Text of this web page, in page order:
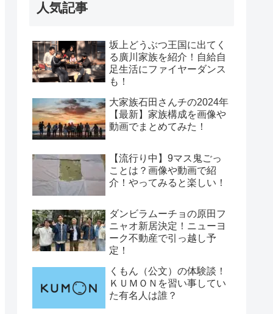
人気記事
坂上どうぶつ王国に出てく
る廣川家族を紹介！自給自
足生活にファイヤーダンス
も！
大家族石田さんチの2024年
【最新】家族構成を画像や
動画でまとめてみた！
【流行り中】9マス鬼ごっ
ことは？画像や動画で紹
介！やってみると楽しい！
ダンビラムーチョの原田フ
ニャオ新居決定！ニューヨ
ーク不動産で引っ越し予
定！
くもん（公文）の体験談！
ＫＵＭＯＮを習い事してい
た有名人は誰？